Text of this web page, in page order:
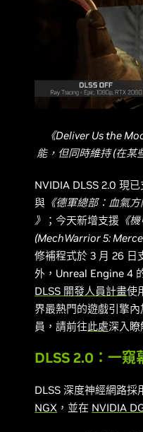
《Deliver Us the
能，但同時維持 (在某
NVIDIA DLSS 2.0 現
與 《德軍總部：血氣
》
；今天新增支援 《
(MechWarrior 5:
修補程式於 3 月 26 日
外，Unreal Engine 4
DLSS 開發人員計畫使
界最熱門的遊戲引擎
員，請前往此處深入瞭
DLSS 2.0：一窺
DLSS 深度神經網路採
NGX ，並在 NVIDIA